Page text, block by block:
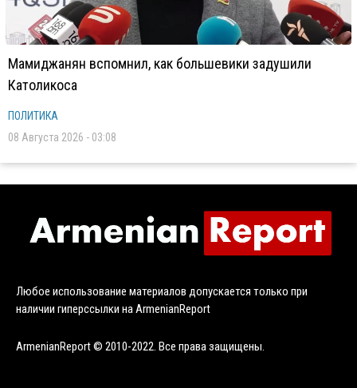
Мамиджанян вспомнил, как большевики задушили
Католикоса
ПОЛИТИКА
08 Августа 2026 - 03:08
Любое использование материалов допускается только при
наличии гиперссылки на ArmenianReport
ArmenianReport © 2010-2022. Все права защищены.